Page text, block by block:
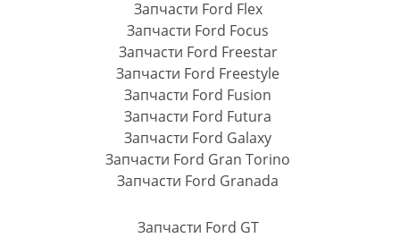
Запчасти Ford Flex
Запчасти Ford Focus
Запчасти Ford Freestar
Запчасти Ford Freestyle
Запчасти Ford Fusion
Запчасти Ford Futura
Запчасти Ford Galaxy
Запчасти Ford Gran Torino
Запчасти Ford Granada
Запчасти Ford GT